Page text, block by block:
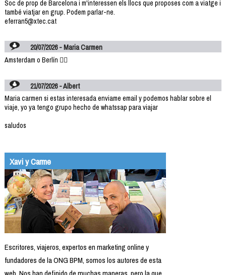
Soc de prop de Barcelona i m'interessen els llocs que proposes com a viatge i
també viatjar en grup. Podem parlar-ne.
eferran5@xtec.cat
20/07/2026 - Maria Carmen
Amsterdam o Berlín 👌🏻
21/07/2026 - Albert
Maria carmen si estas interesada enviame email y podemos hablar sobre el
viaje, yo ya tengo grupo hecho de whatssap para viajar
saludos
Xavi y Carme
Escritores, viajeros, expertos en marketing online y
fundadores de la ONG BPM, somos los autores de esta